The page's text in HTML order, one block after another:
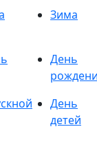
Зима
День
День
детей